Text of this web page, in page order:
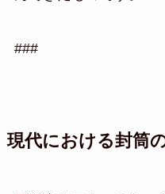
###
現代における封筒